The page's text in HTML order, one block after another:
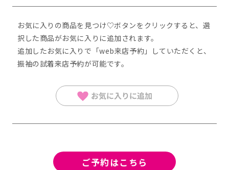
お気に入りの商品を見つけ♡ボタンをクリックすると、選
択した商品がお気に入りに追加されます。
追加したお気に⼊りで「web来店予約」していただくと、
振袖の試着来店予約が可能です。
ご予約はこちら